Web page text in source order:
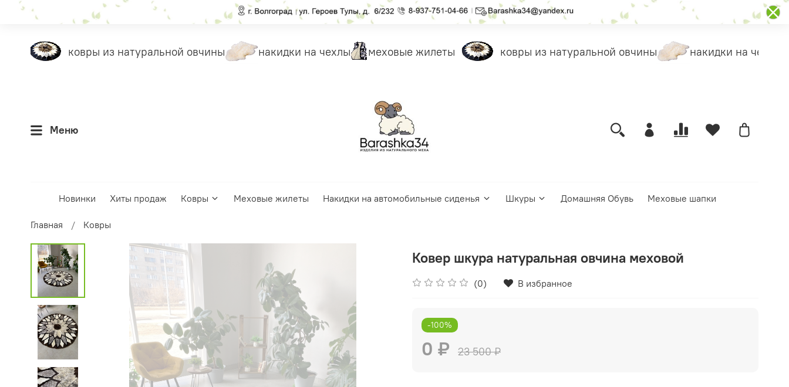
ковры из натуральной овчины накидки на чехлы меховые жилеты ковры из натуральной овчины накидки на чехлы
Меню
Новинки Хиты продаж Ковры Меховые жилеты Накидки на автомобильные сиденья Шкуры Домашняя Обувь Меховые шапки
Главная Ковры
Ковер шкура натуральная овчина меховой
(0) В избранное
-100%
0 ₽ 23 500 ₽